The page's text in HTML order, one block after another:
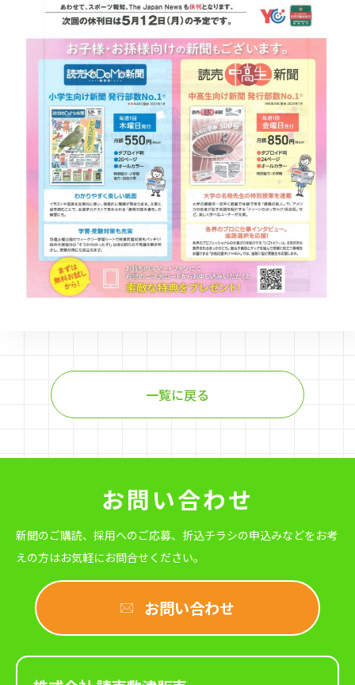
一覧に戻る
お問い合わせ
新聞のご購読、採用へのご応募、折込チラシの申込みなどをお考
えの方はお気軽にお問合せください。
お問い合わせ